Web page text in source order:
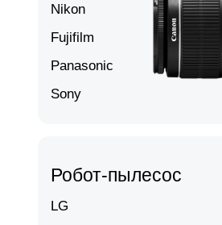
Nikon
Fujifilm
Panasonic
Sony
Робот-пылесос
LG